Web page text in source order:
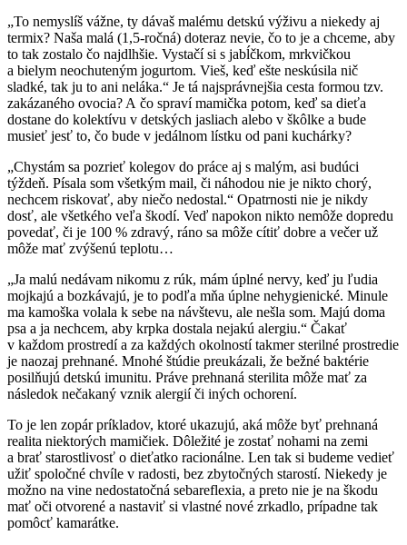
„To nemyslíš vážne, ty dávaš malému detskú výživu a niekedy aj
termix? Naša malá (1,5-ročná) doteraz nevie, čo to je a chceme, aby
to tak zostalo čo najdlhšie. Vystačí si s jabĺčkom, mrkvičkou
a bielym neochuteným jogurtom. Vieš, keď ešte neskúsila nič
sladké, tak ju to ani neláka.“ Je tá najsprávnejšia cesta formou tzv.
zakázaného ovocia? A čo spraví mamička potom, keď sa dieťa
dostane do kolektívu v detských jasliach alebo v škôlke a bude
musieť jesť to, čo bude v jedálnom lístku od pani kuchárky?
„Chystám sa pozrieť kolegov do práce aj s malým, asi budúci
týždeň. Písala som všetkým mail, či náhodou nie je nikto chorý,
nechcem riskovať, aby niečo nedostal.“ Opatrnosti nie je nikdy
dosť, ale všetkého veľa škodí. Veď napokon nikto nemôže dopredu
povedať, či je 100 % zdravý, ráno sa môže cítiť dobre a večer už
môže mať zvýšenú teplotu…
„Ja malú nedávam nikomu z rúk, mám úplné nervy, keď ju ľudia
mojkajú a bozkávajú, je to podľa mňa úplne nehygienické. Minule
ma kamoška volala k sebe na návštevu, ale nešla som. Majú doma
psa a ja nechcem, aby krpka dostala nejakú alergiu.“ Čakať
v každom prostredí a za každých okolností takmer sterilné prostredie
je naozaj prehnané. Mnohé štúdie preukázali, že bežné baktérie
posilňujú detskú imunitu. Práve prehnaná sterilita môže mať za
následok nečakaný vznik alergií či iných ochorení.
To je len zopár príkladov, ktoré ukazujú, aká môže byť prehnaná
realita niektorých mamičiek. Dôležité je zostať nohami na zemi
a brať starostlivosť o dieťatko racionálne. Len tak si budeme vedieť
užiť spoločné chvíle v radosti, bez zbytočných starostí. Niekedy je
možno na vine nedostatočná sebareflexia, a preto nie je na škodu
mať oči otvorené a nastaviť si vlastné nové zrkadlo, prípadne tak
pomôcť kamarátke.